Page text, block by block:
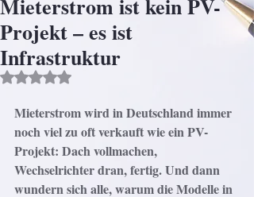
Mieterstrom ist kein PV-
Projekt – es ist
Infrastruktur
Mit NaN von 5 Sternen bewertet.
Mieterstrom wird in Deutschland immer
noch viel zu oft verkauft wie ein PV-
Projekt: Dach vollmachen,
Wechselrichter dran, fertig. Und dann
wundern sich alle, warum die Modelle in